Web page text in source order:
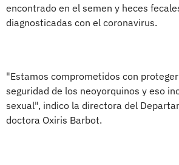
encontrado en el semen y heces
diagnosticadas con el coronavirus.
"Estamos comprometidos con
seguridad de los neoyorquinos y eso
sexual", indico la directora del
doctora Oxiris Barbot.